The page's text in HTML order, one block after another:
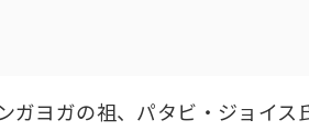
ガヨガの祖、パタビ・ジョイス